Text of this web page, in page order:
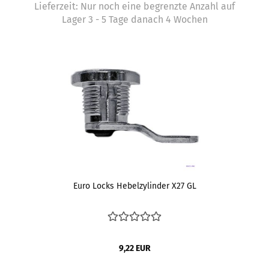
Lieferzeit: Nur noch eine begrenzte Anzahl auf
Lager 3 - 5 Tage danach 4 Wochen
Euro Locks Hebelzylinder X27 GL
9,22 EUR